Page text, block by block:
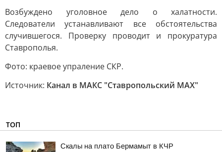
Возбуждено уголовное дело о халатности.
Следователи устанавливают все обстоятельства
случившегося. Проверку проводит и прокуратура
Ставрополья.
Фото: краевое упраление СКР.
Источник: Канал в МАКС "Ставропольский MAX"
ТОП
Скалы на плато Бермамыт в КЧР